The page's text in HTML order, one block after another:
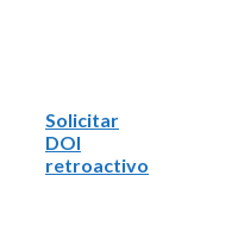
Solicitar
DOI
retroactivo